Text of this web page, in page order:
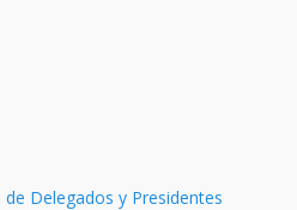
Delegados y Presidentes